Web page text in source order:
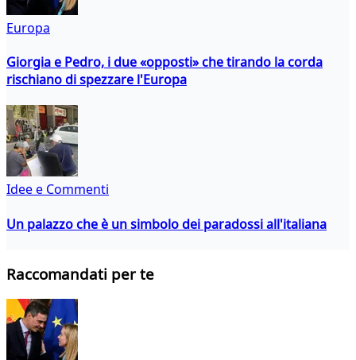
Europa
Giorgia e Pedro, i due «opposti» che tirando la corda
rischiano di spezzare l'Europa
Idee e Commenti
Un palazzo che è un simbolo dei paradossi all'italiana
Raccomandati per te